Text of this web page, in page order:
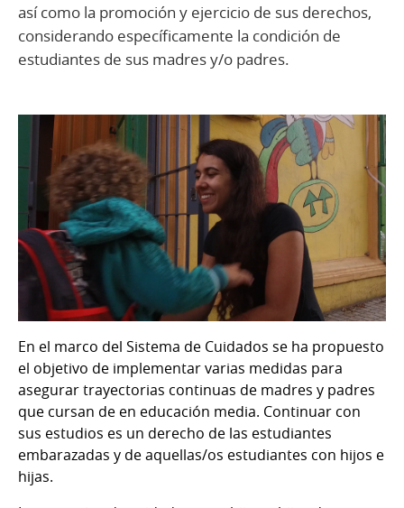
así como la promoción y ejercicio de sus derechos,
considerando específicamente la condición de
estudiantes de sus madres y/o padres.
En el marco del Sistema de Cuidados se ha propuesto
el objetivo de implementar varias medidas para
asegurar trayectorias continuas de madres y padres
que cursan de en educación media. Continuar con
sus estudios es un derecho de las estudiantes
embarazadas y de aquellas/os estudiantes con hijos e
hijas.